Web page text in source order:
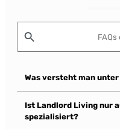
Was versteht man
Formensprache. Typisch
Rahmenfronten,
Ist Landlord Living nur
spezialisiert?